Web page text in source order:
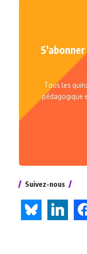
Tous les
pédagogique
Suivez-nous
bluesky linkedin